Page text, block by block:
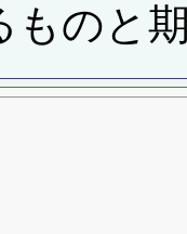
ものと